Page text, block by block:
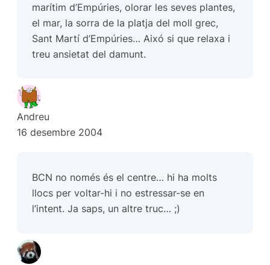
marítim d’Empúries, olorar les seves plantes,
el mar, la sorra de la platja del moll grec,
Sant Martí d’Empúries… Aixó si que relaxa i
treu ansietat del damunt.
Andreu
16 desembre 2004
BCN no només és el centre… hi ha molts
llocs per voltar-hi i no estressar-se en
l’intent. Ja saps, un altre truc… ;)